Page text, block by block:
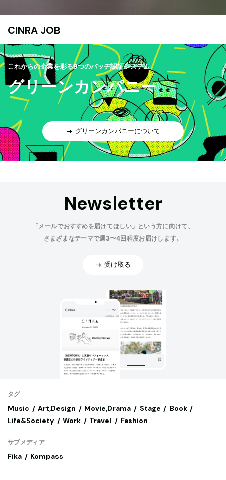
CINRA JOB
これからの企業を彩る9つのバッヂ認証システム
グリーンカンパニー
グリーンカンパニーについて
Newsletter
「メールでおすすめを届けてほしい」という方に向けて、
さまざまなテーマで週3〜4回程度お届けします。
受け取る
タグ
Music Art,Design Movie,Drama Stage
Book
Life&Society
Work Travel Fashion
サブメディア
Fika Kompass